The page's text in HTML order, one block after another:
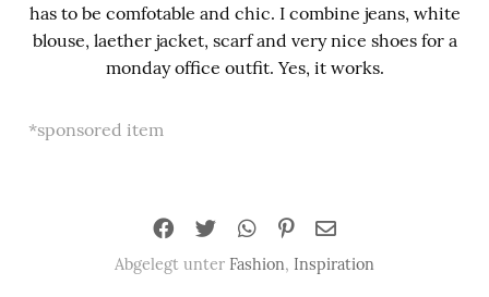
has to be comfotable and chic. I combine jeans, white
blouse, laether jacket, scarf and very nice shoes for a
monday office outfit. Yes, it works.
*sponsored item
Abgelegt unter Fashion, Inspiration